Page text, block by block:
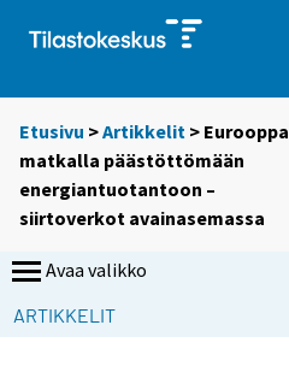
Etusivu >Artikkelit > Eurooppa
matkalla päästöttömään
energiantuotantoon –
siirtoverkot avainasemassa
Avaa valikko
ARTIKKELIT